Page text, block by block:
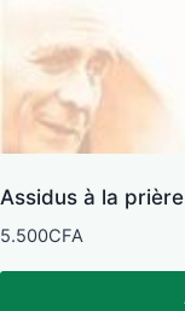
Assidus à la
5.500CFA